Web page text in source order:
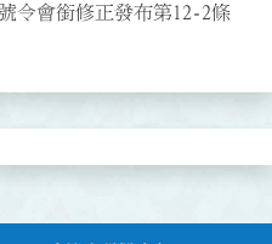
令會銜修正發布第12-2條